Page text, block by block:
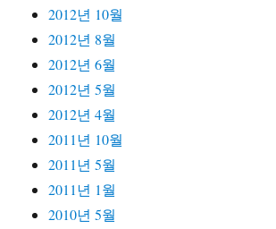
2012년 10월
2012년 8월
2012년 6월
2012년 5월
2012년 4월
2011년 10월
2011년 5월
2011년 1월
2010년 5월